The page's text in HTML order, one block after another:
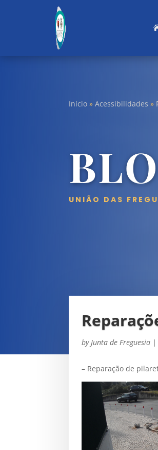
Início »Acessibilidades »
UNIÃO DAS
by Junta de Freguesia |
– Reparação de